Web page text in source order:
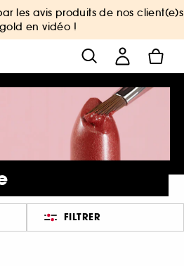
les avis produits de nos client(e)s
gold en vidéo !
FILTRER